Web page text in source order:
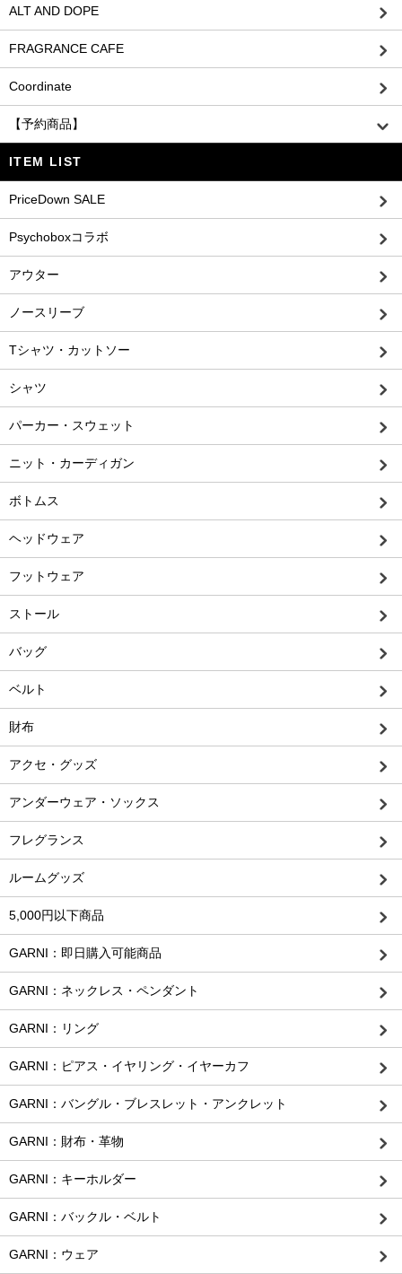
ALT AND DOPE
FRAGRANCE CAFE
Coordinate
【予約商品】
ITEM LIST
PriceDown SALE
Psychoboxコラボ
アウター
ノースリーブ
Tシャツ・カットソー
シャツ
パーカー・スウェット
ニット・カーディガン
ボトムス
ヘッドウェア
フットウェア
ストール
バッグ
ベルト
財布
アクセ・グッズ
アンダーウェア・ソックス
フレグランス
ルームグッズ
5,000円以下商品
GARNI：即日購入可能商品
GARNI：ネックレス・ペンダント
GARNI：リング
GARNI：ピアス・イヤリング・イヤーカフ
GARNI：バングル・ブレスレット・アンクレット
GARNI：財布・革物
GARNI：キーホルダー
GARNI：バックル・ベルト
GARNI：ウェア